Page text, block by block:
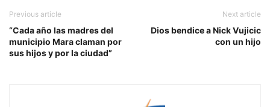
Previous article
“Cada año las madres del
municipio Mara claman por
sus hijos y por la ciudad”
Next article
Dios bendice a Nick Vujicic
con un hijo